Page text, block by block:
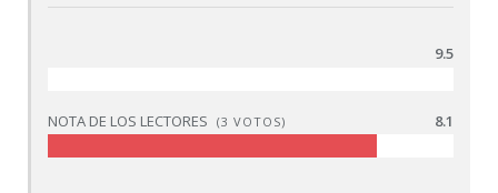
9.5
NOTA DE LOS LECTORES (3 VOTOS) 8.1